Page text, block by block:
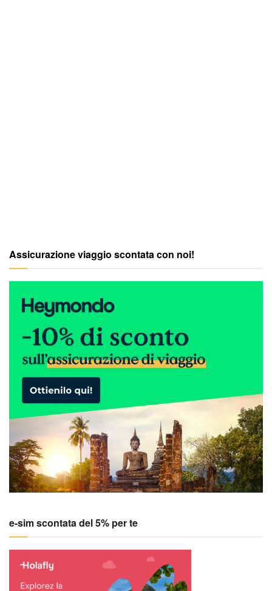
Assicurazione viaggio scontata con noi!
e-sim scontata del 5% per te